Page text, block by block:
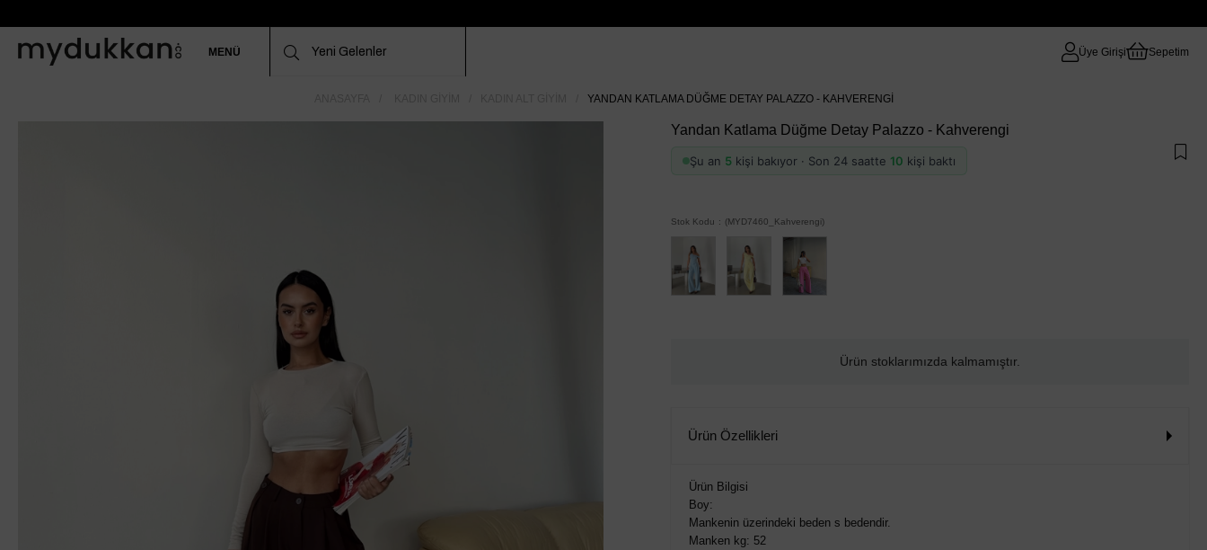
MENÜ Üye Girişi Sepetim
YANDAN KATLAMA DÜĞME DETAY PALAZZO - KAHVERENGI
Yandan Katlama Düğme Detay Palazzo - Kahverengi
Şu an 5 kişi bakıyor · Son 24 saatte 10 kişi baktı
Stok Kodu (MYD7460_Kahverengi)
Ürün stoklarımızda kalmamıştır.
Ürün Özellikleri
Ürün Bilgisi
Boy:
Mankenin üzerindeki beden s bedendir.
Manken kg: 52